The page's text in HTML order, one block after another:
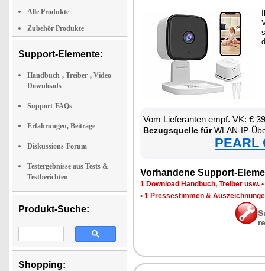
Alle Produkte
Zubehör Produkte
Support-Elemente:
Handbuch-, Treiber-, Video-
Downloads
Support-FAQs
Erfahrungen, Beiträge
Diskussions-Forum
Testergebnisse aus Tests &
Testberichten
Produkt-Suche:
Shopping:
Vom Lie­fe­ran­ten empf. VK: €
Be­zugs­quel­le fürWLAN-IP-
PEARL
Vor­han­de­ne Sup­port-
1 Down­load Hand­buch, Trei­ber usw. •
• 1 Pres­se­stim­men &